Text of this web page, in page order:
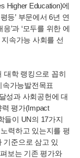
Higher Education)에
등’ 부문에서 6년 연
’과 ‘모두를 위한 에
속가능 사회를 선
대학 랭킹으로 꼽히
가능발전목표
성과 사회공헌에 대
평가(Impact
들이 UN의 17가지
력하고 있는지를 평
기준으로 삼고 있
보는 기존 평가와